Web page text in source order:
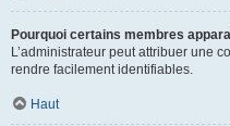
Pourquoi certains membres
L’administrateur peut attribuer une
rendre facilement identifiables.
Haut